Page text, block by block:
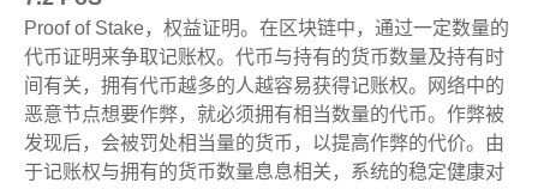
Proof of Stake，权益证明。在区块链中，通过一定数量的
代币证明来争取记账权。代币与持有的货币数量及持有时
间有关，拥有代币越多的人越容易获得记账权。网络中的
恶意节点想要作弊，就必须拥有相当数量的代币。作弊被
发现后，会被罚处相当量的货币，以提高作弊的代价。由
于记账权与拥有的货币数量息息相关，系统的稳定健康对